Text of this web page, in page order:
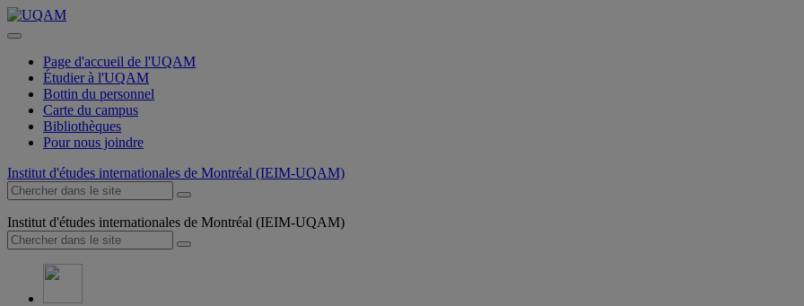
Page d'accueil de l'UQAM
Étudier à l'UQAM
Bottin du personnel
Carte du campus
Bibliothèques
Pour nous joindre
Institut d'études internationales de Montréal (IEIM-UQAM)
Institut d'études internationales de Montréal (IEIM-UQAM)